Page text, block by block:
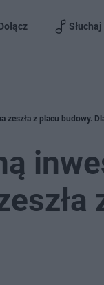
Słuchaj
zeszła z placu budowy.